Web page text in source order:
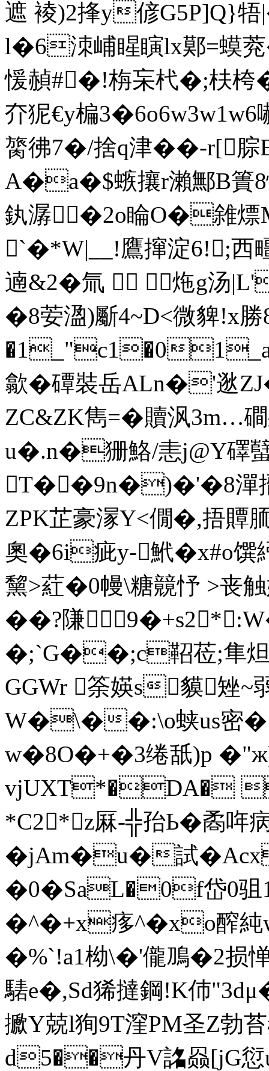
遮 裬)2捀y偐G5P]Q}牾
l�6洓峬睲瞚lx鄚=蟆
愋赬#�!栴杗杙�;枎桍
夰狔€y楄
膐彿7�/捨q津��-r[腙
A�a�$螏攘r瀨鄦B簣
釻潺�2o睔O�雓熛
`�*W|__!鷹撺淀6!;
遖&2�氚  炧g汤
�8荌溋)斸4~D<微貏
�1_"c1�01_a
歙�磹裝岳ALn�'逖
ZC&ZK雋=�贖沨3m…
u�.n�狦鮥/恚j@Y礋
T��9n�)�'�8潬
ZPK芷豪溕Y<僩�,捂贉
奧�6i疵y-鮘�x#o馔
黧>葒�0幔\糖竸忬 >
��?隒
�;`G��;c鞀莅;隼炟
GGWr 筡媖s貘矬~
W�\��:\o蛱us密�
w�8O�+�3绻舐)p
vjUXT*�DA� 
*C2*z厤-╬孡Ь�矞哖
�jAm�u�試
�0�SaL�0f岱0驵
�^�+x痑^�xo醡純
�%`!a1柪\�'儱鳭�2
騞e�,Sd狶撻鋼!K伂
擨Y兢l狥9T漥PM圣Z勃
d5��丹V詺赑[jG愆